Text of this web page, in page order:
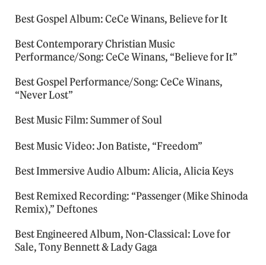
Best Gospel Album: CeCe Winans, Believe for It
Best Contemporary Christian Music
Performance/Song: CeCe Winans, “Believe for It”
Best Gospel Performance/Song: CeCe Winans,
“Never Lost”
Best Music Film: Summer of Soul
Best Music Video: Jon Batiste, “Freedom”
Best Immersive Audio Album: Alicia, Alicia Keys
Best Remixed Recording: “Passenger (Mike Shinoda
Remix),” Deftones
Best Engineered Album, Non-Classical: Love for
Sale, Tony Bennett & Lady Gaga